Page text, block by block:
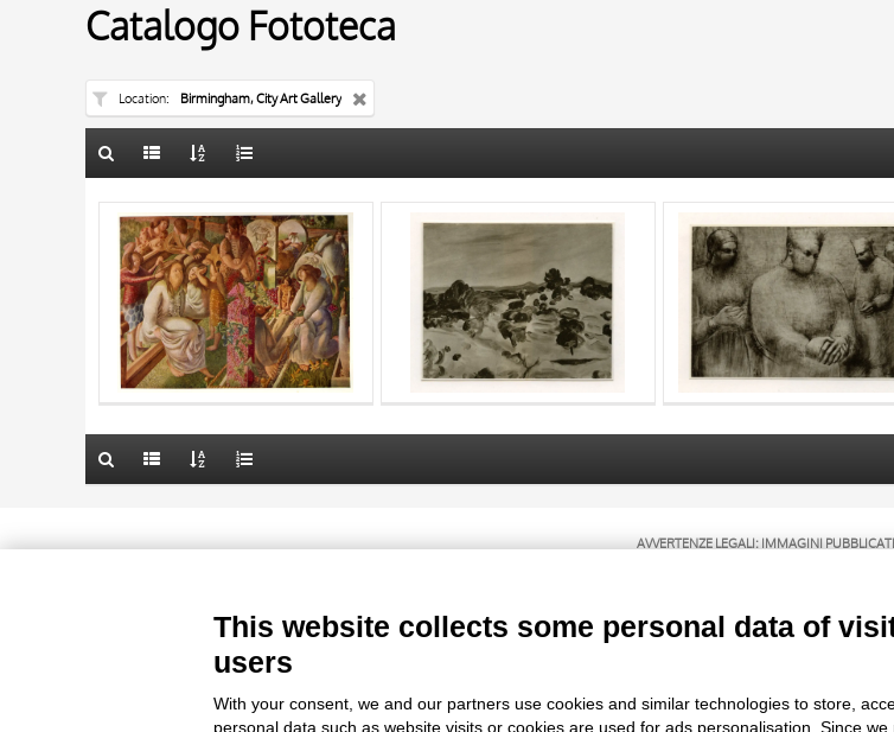
Catalogo Fototeca
Location Birmingham, City Art Gallery
AUTHOR
OBJECT
LOCATION
DATE
10 RESULTS
20 RESULTS
TITLE
AUTHOR
OBJECT
LOCATION
DATE
10 RESULTS
20 RESULTS
AVVERTENZE LEGALI: IMMAGINI
Le immagini e le foto presenti in questo sito sono soggette alle norme sul diritto d’autore, legge 22 aprile 1941 n. 633. I
This website collects some personal data of
users
With your consent, we and our partners use cookies and similar technologies to store,
personal data such as website visits or cookies are used for ads personalisation. Since we